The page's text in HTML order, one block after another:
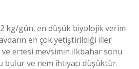
kg/gün, en düşük biyolojik verim
en çok yetiştirildiği iller
ertesi mevsimin ilkbahar sonu
bulur ve nem ihtiyacı düşüktür.